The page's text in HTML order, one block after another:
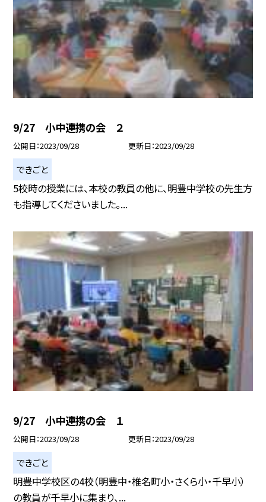
9/27 小中連携の会 ２
公開日 2023/09/28 更新日 2023/09/28
できごと
5校時の授業には、本校の教員の他に、明豊中学校の先生方
も指導してくださいました。...
9/27 小中連携の会 １
公開日 2023/09/28 更新日 2023/09/28
できごと
明豊中学校区の4校（明豊中・椎名町小・さくら小・千早小）
の教員が千早小に集まり、...